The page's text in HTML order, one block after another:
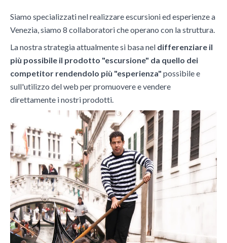
Siamo specializzati nel realizzare escursioni ed esperienze a
Venezia, siamo 8 collaboratori che operano con la struttura.
La nostra strategia attualmente si basa nel differenziare il
più possibile il prodotto "escursione" da quello dei
competitor rendendolo più "esperienza" possibile e
sull'utilizzo del web per promuovere e vendere
direttamente i nostri prodotti.